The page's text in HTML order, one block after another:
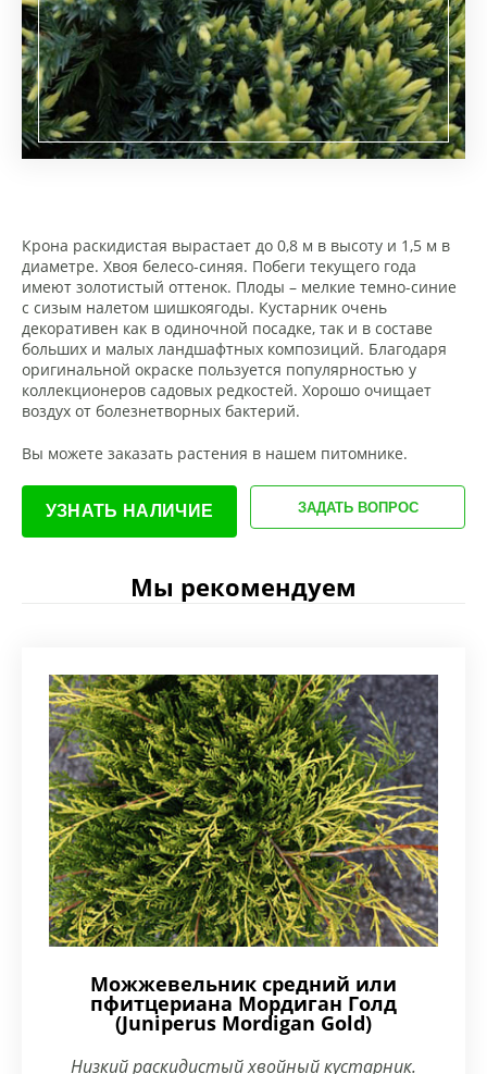
Крона раскидистая вырастает до 0,8 м в высоту и 1,5 м в
диаметре. Хвоя белесо-синяя. Побеги текущего года
имеют золотистый оттенок. Плоды – мелкие темно-синие
с сизым налетом шишкоягоды. Кустарник очень
декоративен как в одиночной посадке, так и в составе
больших и малых ландшафтных композиций. Благодаря
оригинальной окраске пользуется популярностью у
коллекционеров садовых редкостей. Хорошо очищает
воздух от болезнетворных бактерий.
Вы можете заказать растения в нашем питомнике.
УЗНАТЬ НАЛИЧИЕ ЗАДАТЬ ВОПРОС
Мы рекомендуем
Можжевельник средний или
пфитцериана Мордиган Голд
(Juniperus Mordigan Gold)
Низкий раскидистый хвойный кустарник.